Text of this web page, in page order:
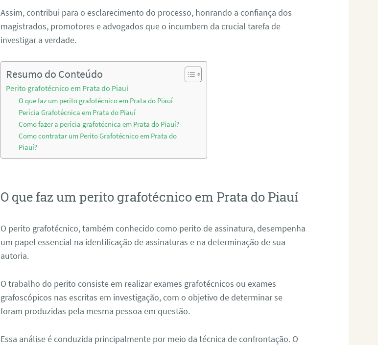
Assim, contribui para o esclarecimento do processo, honrando a confiança dos
magistrados, promotores e advogados que o incumbem da crucial tarefa de
investigar a verdade.
Resumo do Conteúdo
Perito grafotécnico em Prata do Piauí
O que faz um perito grafotécnico em Prata do Piauí
Perícia Grafotécnica em Prata do Piauí
Como fazer a perícia grafotécnica em Prata do Piauí?
Como contratar um Perito Grafotécnico em Prata do
Piauí?
O que faz um perito grafotécnico em Prata do Piauí
O perito grafotécnico, também conhecido como perito de assinatura, desempenha
um papel essencial na identificação de assinaturas e na determinação de sua
autoria.
O trabalho do perito consiste em realizar exames grafotécnicos ou exames
grafoscópicos nas escritas em investigação, com o objetivo de determinar se
foram produzidas pela mesma pessoa em questão.
Essa análise é conduzida principalmente por meio da técnica de confrontação. O